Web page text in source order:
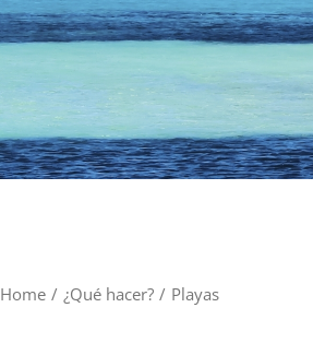
Home / ¿Qué hacer? / Playas